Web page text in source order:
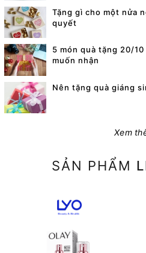
Tặng gì cho một nửa
quyết
5 món quà tặng 20/
muốn nhận
Nên tặng quà giáng
Xem
SẢN PHẨM